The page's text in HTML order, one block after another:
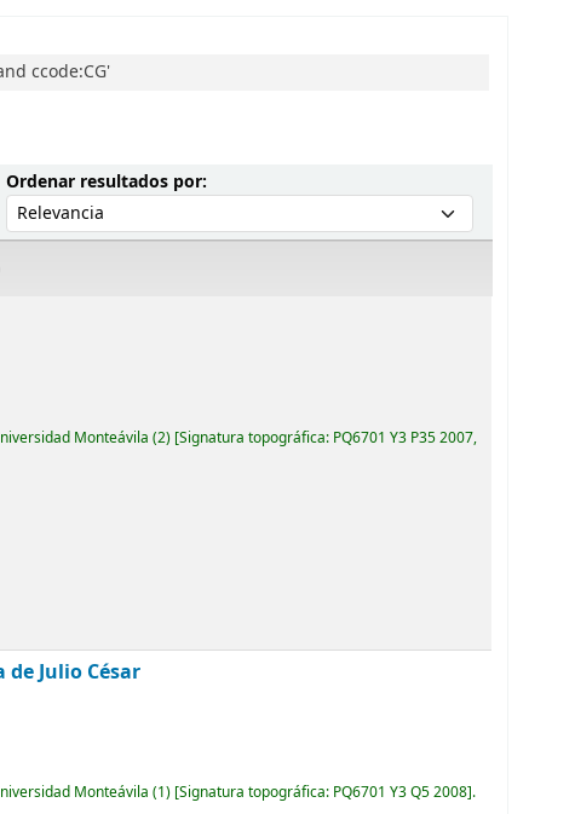
ccode:CG'
Ordenar resultados por:Ordenar por:
Monteávila (2) Signatura topográfica: PQ6701 Y3 P35 2007,
Julio César
Monteávila (1) Signatura topográfica: PQ6701 Y3 Q5 2008 .